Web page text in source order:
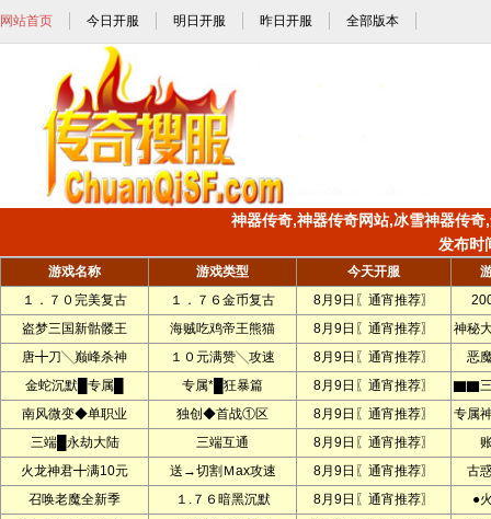
网站首页 今日开服 明日开服 昨日开服 全部版本
神器传奇,神器传奇网站,冰雪神器传
发布时
游戏名称 游戏类型 今天开服
１．７０完美复古
１．７６金币复古 8月9日〖通宵推荐〗
盗梦三国新骷髅王
海贼吃鸡帝王熊猫 8月9日〖通宵推荐〗
神秘
唐╋刀╲巅峰杀神
１０元满赞╲攻速 8月9日〖通宵推荐〗
恶
金蛇沉默█专属█
专属*█狂暴篇 8月9日〖通宵推荐〗
▇▇
南风微变◆单职业
独创◆首战①区 8月9日〖通宵推荐〗
专属
三端█永劫大陆
三端互通 8月9日〖通宵推荐〗
火龙神君╋满10元
送→切割Ｍax攻速 8月9日〖通宵推荐〗
古
召唤老魔全新季
１.７６暗黑沉默 8月9日〖通宵推荐〗
●